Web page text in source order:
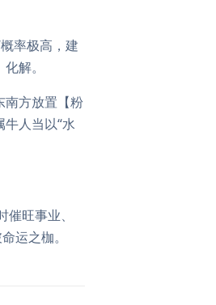
率极高，建
解。
南方放置【粉
人当以“水
旺事业、
运之枷。